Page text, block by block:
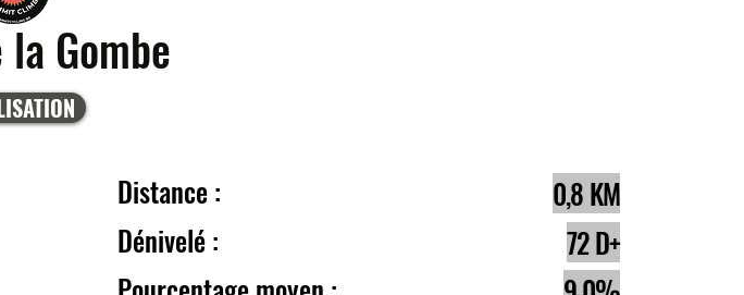
Gombe
Distance :
Dénivelé :
0,8 KM
72 D+